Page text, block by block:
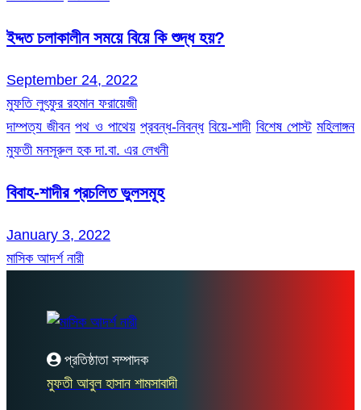
ইদ্দত চলাকালীন সময়ে বিয়ে কি শুদ্ধ হয়?
September 24, 2022
মুফতি লুৎফুর রহমান ফরায়েজী
দাম্পত্য জীবন পথ ও পাথেয় প্রবন্ধ-নিবন্ধ বিয়ে-শাদী বিশেষ পোস্ট মহিলাঙ্গন
মুফতী মনসূরুল হক দা.বা. এর লেখনী
বিবাহ-শাদীর প্রচলিত ভুলসমূহ
January 3, 2022
মাসিক আদর্শ নারী
প্রতিষ্ঠাতা সম্পাদক
মুফতী আবুল হাসান শামসাবাদী